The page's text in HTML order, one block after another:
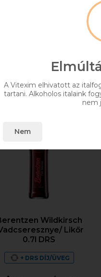
Kosárba
Wildkirsch
Likőr
0.7l DRS
+ DRS DÍJ/ÜVEG
A Vitexim elhivatott az
tartani. Alkoholos italaink
nem
Nem